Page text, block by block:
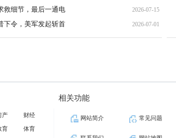
21:40:30
救细节，最后一通电 2026-07-15
12:35:31
下令，美军发起斩首 2026-07-01
02:34:54
产
财经
育 体育
相关功能
网站简介 常见问题